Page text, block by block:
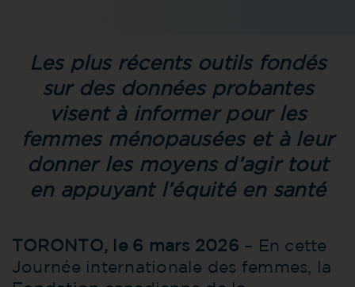
Les plus récents outils fondés
sur des données probantes
visent à informer pour les
femmes ménopausées et à leur
donner les moyens d’agir tout
en appuyant l’équité en santé
TORONTO, le 6 mars 2026 – En cette
Journée internationale des femmes, la